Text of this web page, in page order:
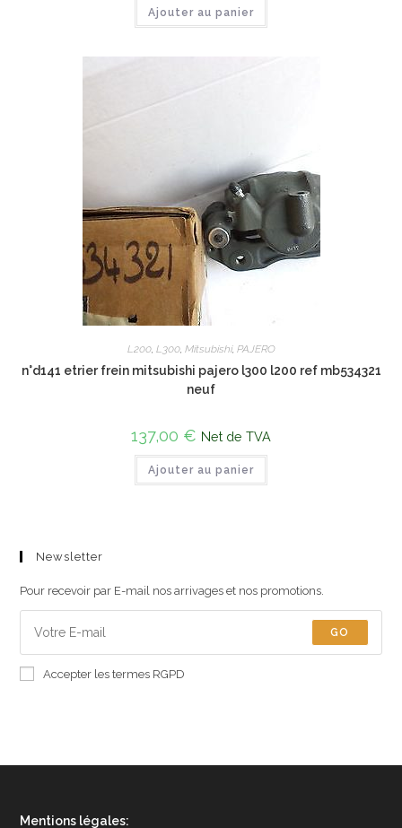
Ajouter au panier
L200, L300, Mitsubishi, PAJERO
n°d141 etrier frein mitsubishi pajero l300 l200 ref mb534321
neuf
137,00 € Net de TVA
Ajouter au panier
Newsletter
Pour recevoir par E-mail nos arrivages et nos promotions.
GO
Accepter les termes RGPD
Mentions légales: